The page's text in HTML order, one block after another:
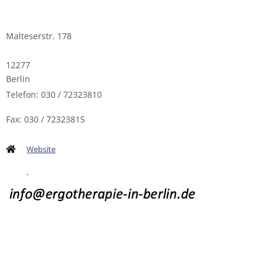
Malteserstr. 178
12277
Berlin
Telefon: 030 / 72323810
Fax: 030 / 72323815
Website